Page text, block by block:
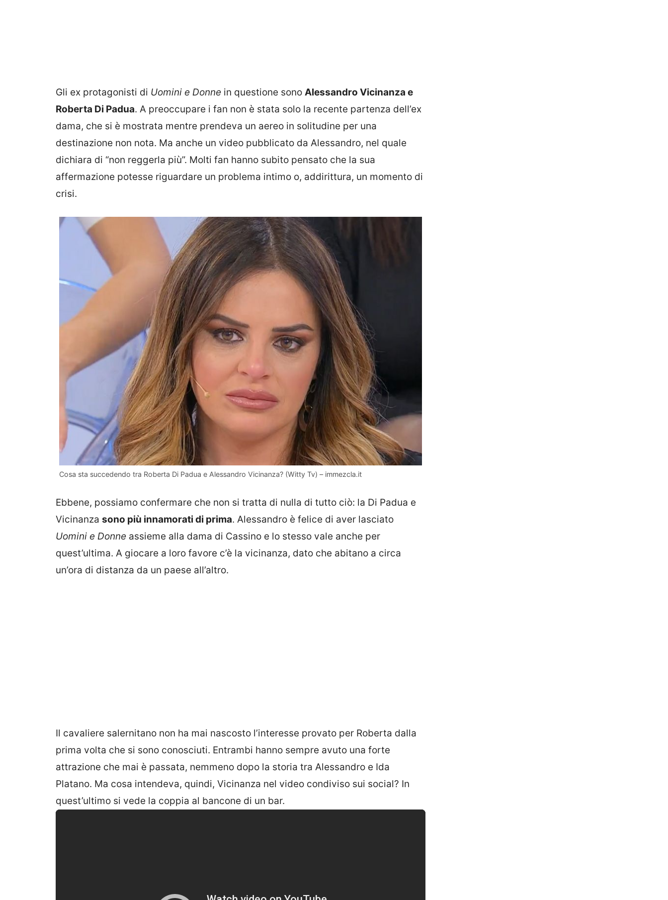
Gli ex protagonisti di Uomini e Donne in questione sono Alessandro Vicinanza e
Roberta Di Padua. A preoccupare i fan non è stata solo la recente partenza dell’ex
dama, che si è mostrata mentre prendeva un aereo in solitudine per una
destinazione non nota. Ma anche un video pubblicato da Alessandro, nel quale
dichiara di “non reggerla più”. Molti fan hanno subito pensato che la sua
affermazione potesse riguardare un problema intimo o, addirittura, un momento di
crisi.
Cosa sta succedendo tra Roberta Di Padua e Alessandro Vicinanza? (Witty Tv) – immezcla.it
Ebbene, possiamo confermare che non si tratta di nulla di tutto ciò: la Di Padua e
Vicinanza sono più innamorati di prima. Alessandro è felice di aver lasciato
Uomini e Donne assieme alla dama di Cassino e lo stesso vale anche per
quest’ultima. A giocare a loro favore c’è la vicinanza, dato che abitano a circa
un’ora di distanza da un paese all’altro.
Il cavaliere salernitano non ha mai nascosto l’interesse provato per Roberta dalla
prima volta che si sono conosciuti. Entrambi hanno sempre avuto una forte
attrazione che mai è passata, nemmeno dopo la storia tra Alessandro e Ida
Platano. Ma cosa intendeva, quindi, Vicinanza nel video condiviso sui social? In
quest’ultimo si vede la coppia al bancone di un bar.